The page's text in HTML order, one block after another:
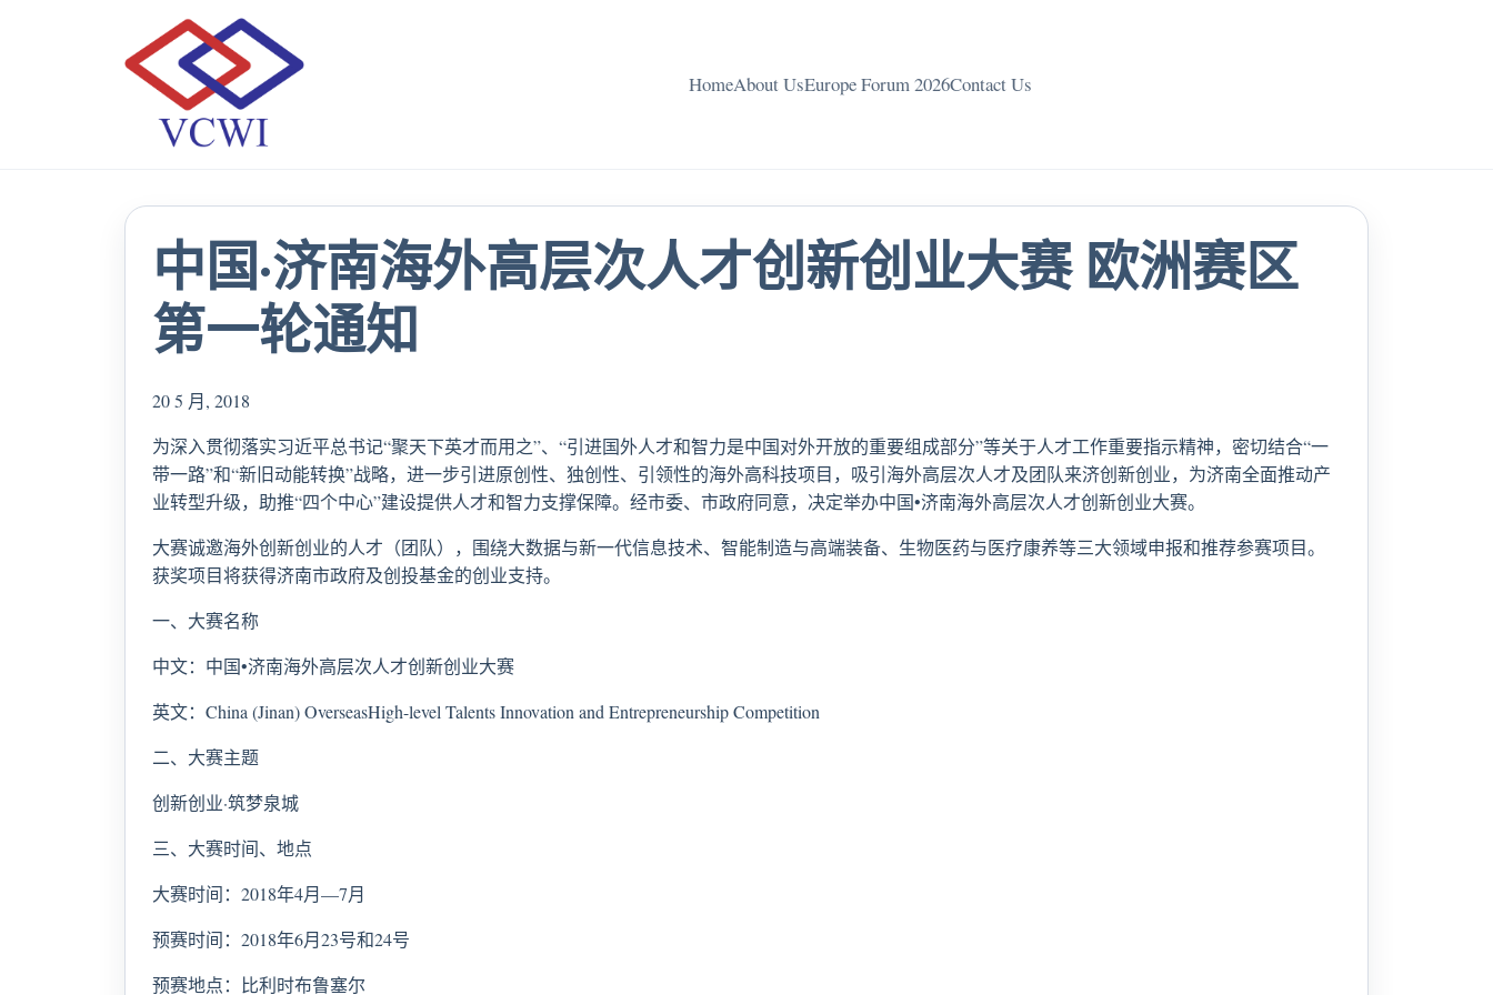
HomeAbout UsEurope Forum 2026Contact Us
中国·济南海外高层次人才创新创业大赛 欧洲赛区
第一轮通知
20 5 月, 2018
为深入贯彻落实习近平总书记“聚天下英才而用之”、“引进国外人才和智力是中国对外开放的重要组成部分”等关于人才工作重要指示精神，密切结合“一
带一路”和“新旧动能转换”战略，进一步引进原创性、独创性、引领性的海外高科技项目，吸引海外高层次人才及团队来济创新创业，为济南全面推动产
业转型升级，助推“四个中心”建设提供人才和智力支撑保障。经市委、市政府同意，决定举办中国•济南海外高层次人才创新创业大赛。
大赛诚邀海外创新创业的人才（团队），围绕大数据与新一代信息技术、智能制造与高端装备、生物医药与医疗康养等三大领域申报和推荐参赛项目。
获奖项目将获得济南市政府及创投基金的创业支持。
一、大赛名称
中文：中国•济南海外高层次人才创新创业大赛
英文：China (Jinan) OverseasHigh-level Talents Innovation and Entrepreneurship Competition
二、大赛主题
创新创业·筑梦泉城
三、大赛时间、地点
大赛时间：2018年4月—7月
预赛时间：2018年6月23号和24号
预赛地点：比利时布鲁塞尔